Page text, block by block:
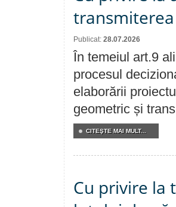
Publicat: 28.07.2026
În temeiul art.9
procesul
elaborării
geometric și
CITEŞTE MAI MULT...
Cu privire la